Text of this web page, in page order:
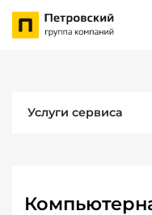
Услуги сервиса